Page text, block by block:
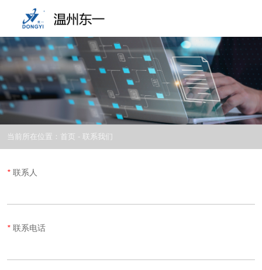
当前所在位置：首页 - 联系我们
* 联系人
* 联系电话